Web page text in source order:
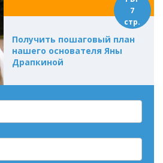
Получить пошаговый план
нашего основателя Яны
Драпкиной
7
стр.